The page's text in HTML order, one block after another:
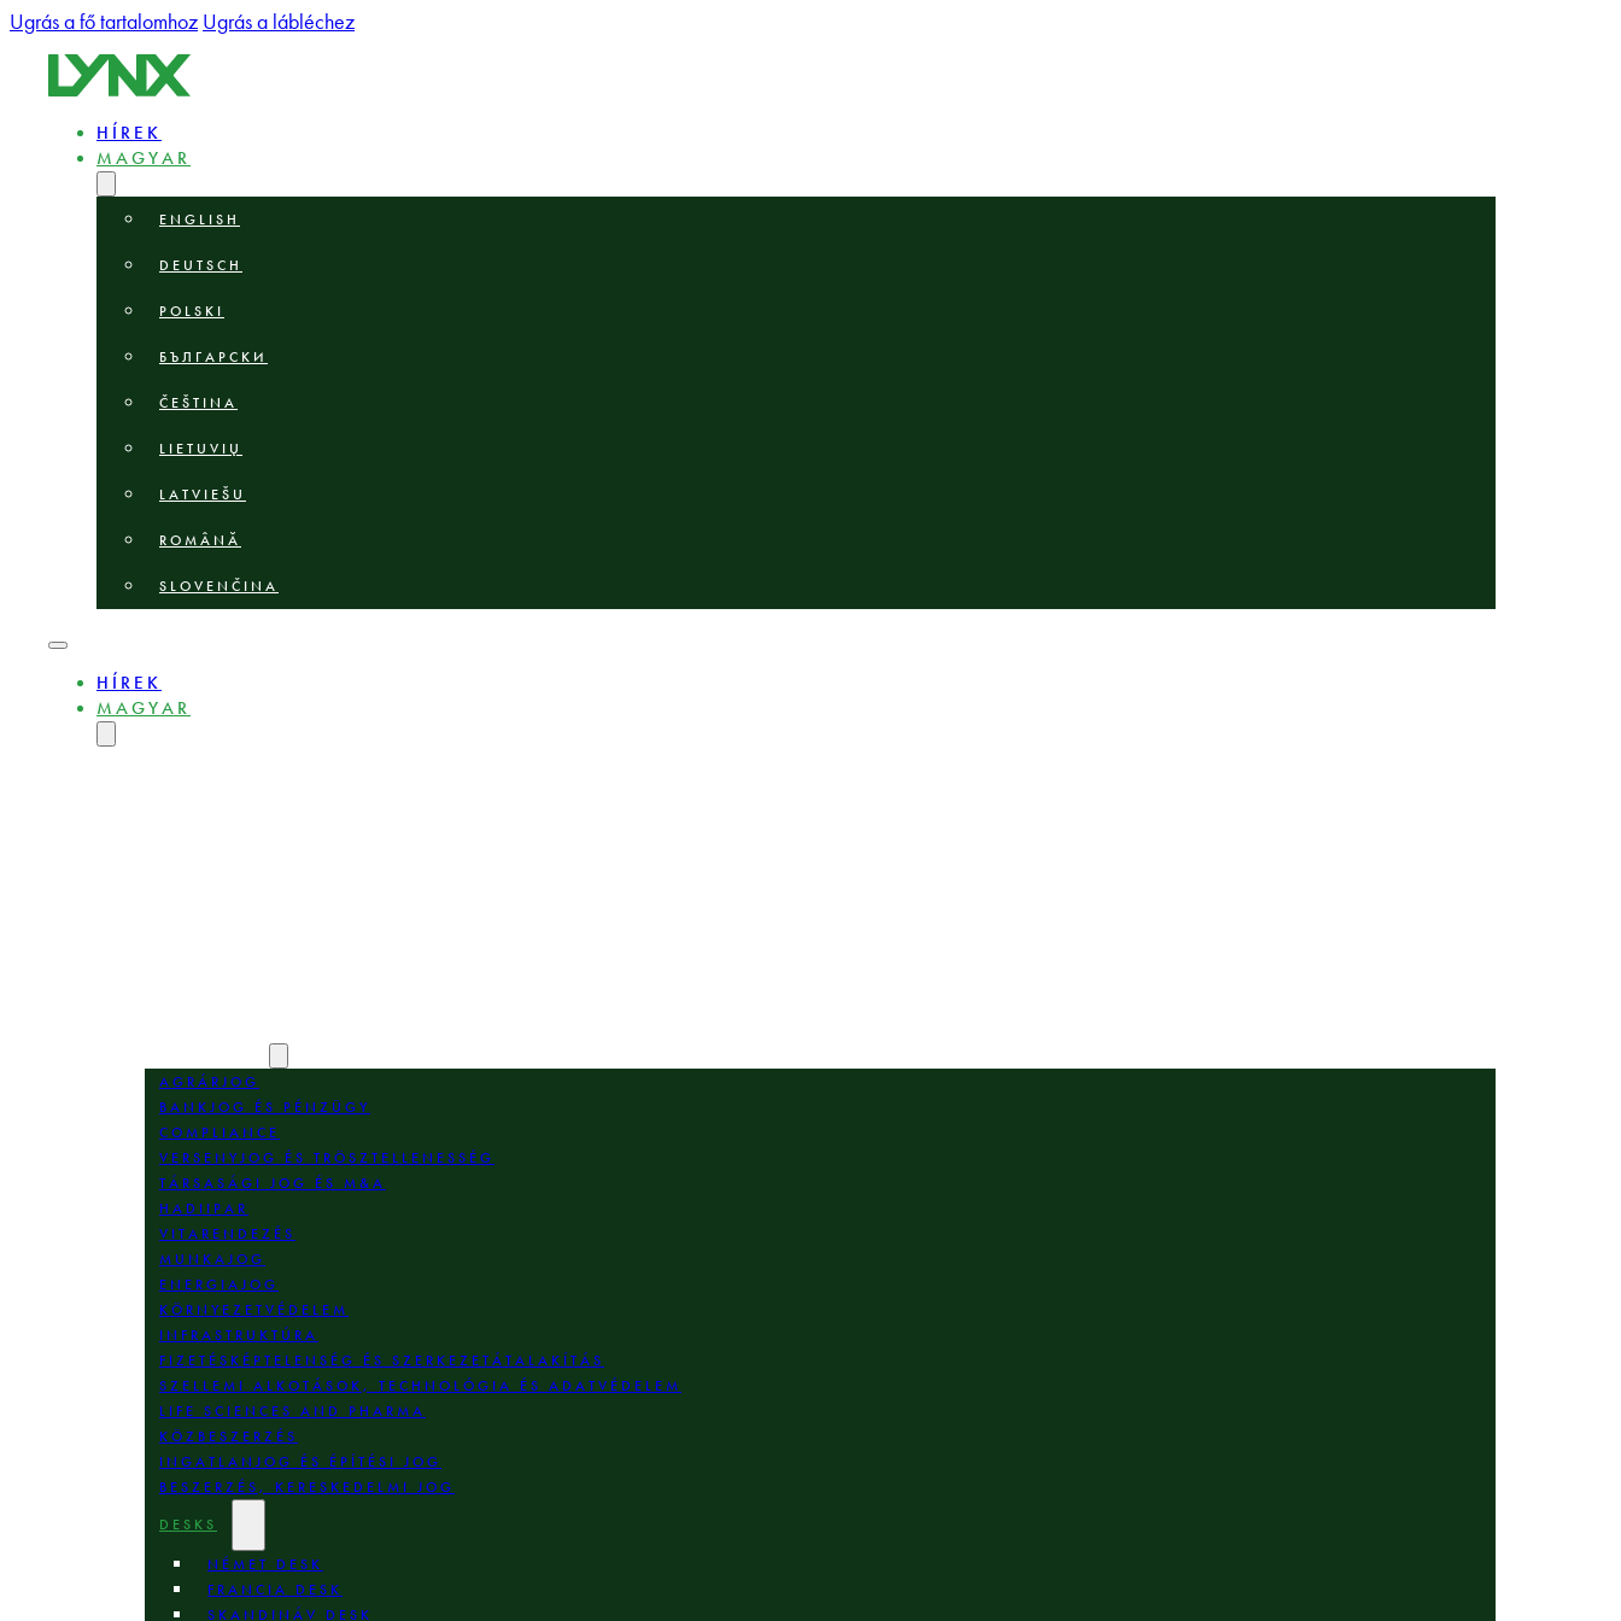
Ugrás a fő tartalomhoz Ugrás a lábléchez
HÍREK
MAGYAR
ENGLISH
DEUTSCH
POLSKI
БЪЛГАРСКИ
ČEŠTINA
LIETUVIŲ
LATVIEŠU
ROMÂNĂ
SLOVENČINA
HÍREK
MAGYAR
AGRÁRJOG
BANKJOG ÉS PÉNZÜGY
COMPLIANCE
VERSENYJOG ÉS TRÖSZTELLENESSÉG
TÁRSASÁGI JOG ÉS M&A
HADIIPAR
VITARENDEZÉS
MUNKAJOG
ENERGIAJOG
KÖRNYEZETVÉDELEM
INFRASTRUKTÚRA
FIZETÉSKÉPTELENSÉG ÉS SZERKEZETÁTALAKÍTÁS
SZELLEMI ALKOTÁSOK, TECHNOLÓGIA ÉS ADATVÉDELEM
LIFE SCIENCES AND PHARMA
KÖZBESZERZÉS
INGATLANJOG ÉS ÉPÍTÉSI JOG
BESZERZÉS, KERESKEDELMI JOG
DESKS
NÉMET DESK
FRANCIA DESK
SKANDINÁV DESK